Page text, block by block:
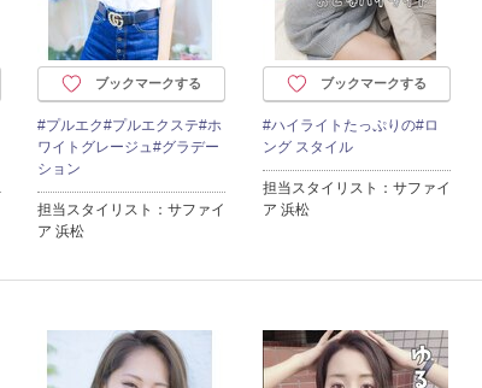
ブックマークする
#プルエク#プルエクステ#ホ
ワイトグレージュ#グラデー
ション
担当スタイリスト：サファイ
ア 浜松
ブックマークする
#ハイライトたっぷりの#ロ
ング スタイル
担当スタイリスト：サファイ
ア 浜松